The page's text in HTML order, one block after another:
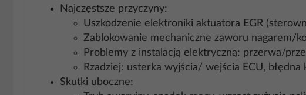
Najczęstsze przyczyny:
Uszkodzenie elektroniki aktuatora EGR
Zablokowanie mechaniczne zaworu nagarem/
Problemy z instalacją elektryczną: przerwa/
Rzadziej: usterka wyjścia/ wejścia ECU,
Skutki uboczne: